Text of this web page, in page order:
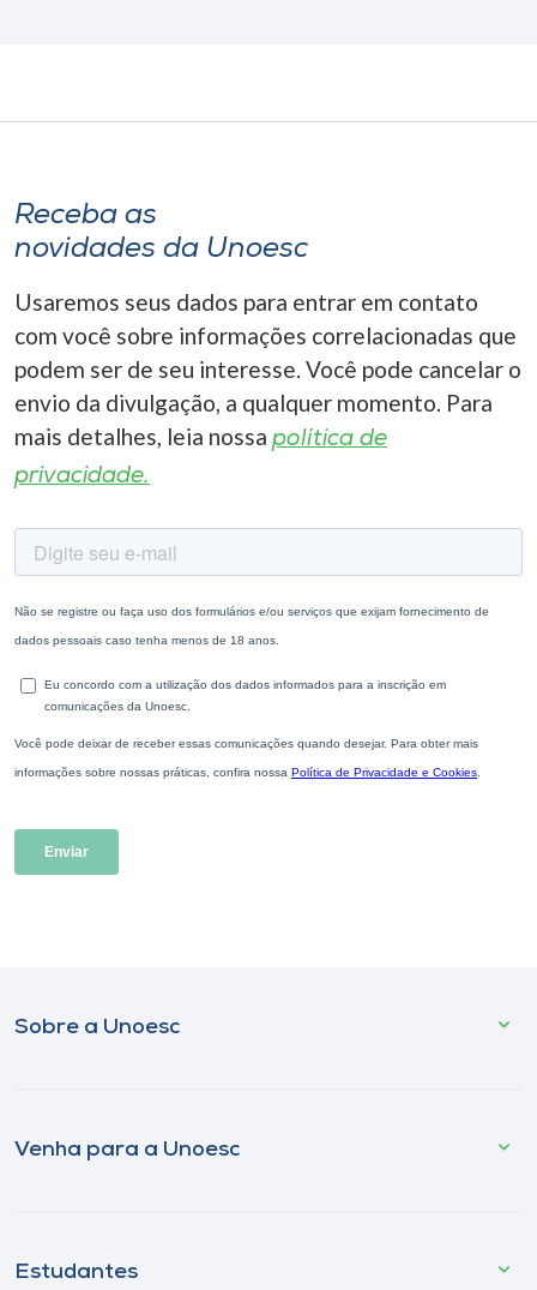
Receba as
novidades da Unoesc
Usaremos seus dados para entrar em contato
com você sobre informações correlacionadas que
podem ser de seu interesse. Você pode cancelar o
envio da divulgação, a qualquer momento. Para
mais detalhes, leia nossa política de
privacidade.
Sobre a Unoesc
Venha para a Unoesc
Estudantes